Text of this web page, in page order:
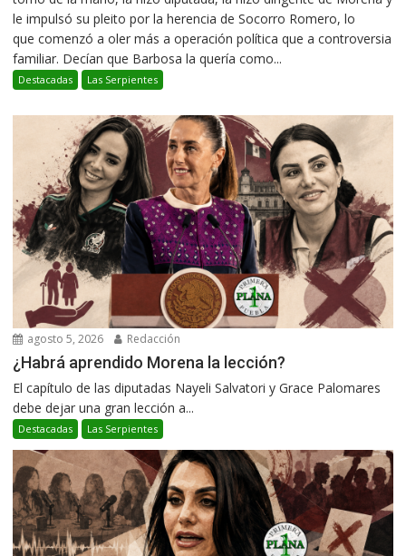
le impulsó su pleito por la herencia de Socorro Romero, lo
que comenzó a oler más a operación política que a controversia
familiar. Decían que Barbosa la quería como...
Destacadas Las Serpientes
agosto 5, 2026 Redacción
¿Habrá aprendido Morena la lección?
El capítulo de las diputadas Nayeli Salvatori y Grace Palomares
debe dejar una gran lección a...
Destacadas Las Serpientes